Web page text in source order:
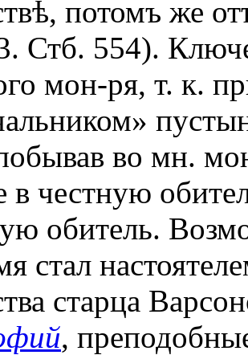
потомъ же
Стб. 554).
мон-ря, т. к.
во мн.
в честную
обитель.
стал
старца
,